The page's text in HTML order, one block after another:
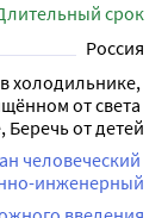
срок
Россия
холодильнике,
от света
Беречь от детей
человеческий
инженерный